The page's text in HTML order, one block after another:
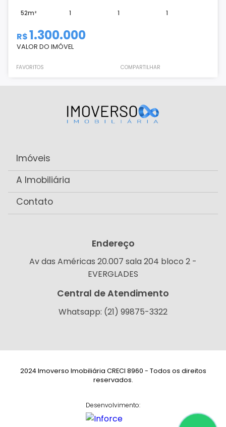
52m² 1 1 1
R$1.300.000
VALOR DO IMÓVEL
FAVORITOS COMPARTILHAR
Imóveis
A Imobiliária
Contato
Endereço
Av das Américas 20.007 sala 204 bloco 2 -
EVERGLADES
Central de Atendimento
Whatsapp: (21) 99875-3322
2024 Imoverso Imobiliária CRECI 8960 - Todos os direitos
reservados.
Desenvolvimento: